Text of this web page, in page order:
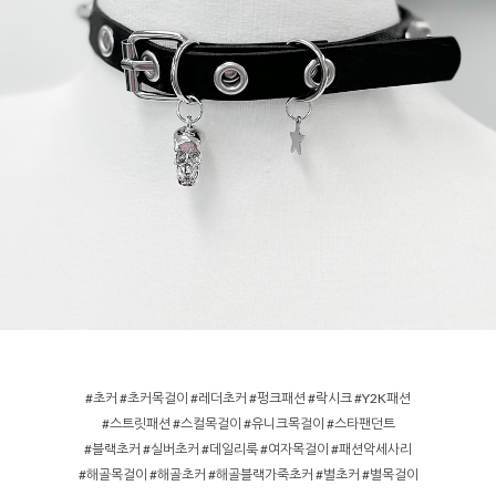
#초커 #초커목걸이 #레더초커 #펑크패션 #락시크 #Y2K패션
#스트릿패션 #스컬목걸이 #유니크목걸이 #스타팬던트
#블랙초커 #실버초커 #데일리룩 #여자목걸이 #패션악세사리
#해골목걸이 #해골초커 #해골블랙가죽초커 #별초커 #별목걸이